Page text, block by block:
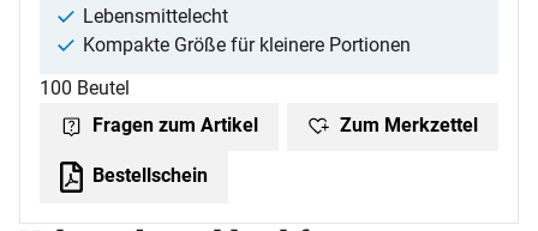
Lebensmittelecht
Kompakte Größe für kleinere Portionen
100 Beutel
Fragen zum Artikel
Zum Merkzettel
Bestellschein